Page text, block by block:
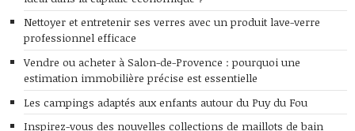
Nettoyer et entretenir ses verres avec un produit lave-verre
professionnel efficace
Vendre ou acheter à Salon-de-Provence : pourquoi une
estimation immobilière précise est essentielle
Les campings adaptés aux enfants autour du Puy du Fou
Inspirez-vous des nouvelles collections de maillots de bain